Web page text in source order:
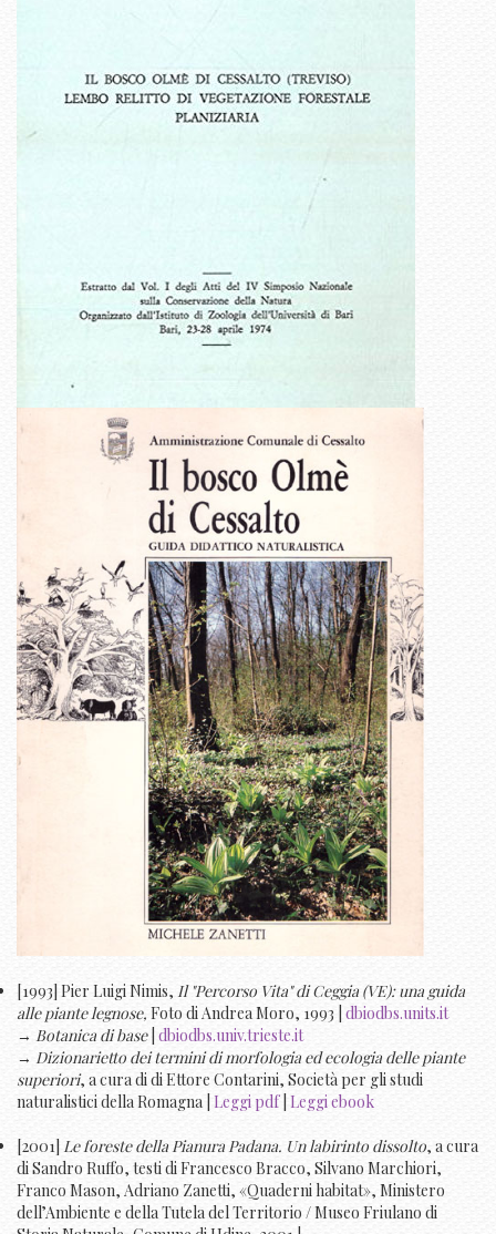
[1993] Pier Luigi Nimis, Il "Percorso Vita" di Ceggia (VE): una guida
alle piante legnose, Foto di Andrea Moro, 1993 | dbiodbs.units.it
→ Botanica di base| dbiodbs.univ.trieste.it
→ Dizionarietto dei termini di morfologia ed ecologia delle piante
superiori, a cura di di Ettore Contarini, Società per gli studi
naturalistici della Romagna | Leggi pdf| Leggi ebook
[2001] Le foreste della Pianura Padana. Un labirinto dissolto, a cura
di Sandro Ruffo, testi di Francesco Bracco, Silvano Marchiori,
Franco Mason, Adriano Zanetti, «Quaderni habitat», Ministero
dell’Ambiente e della Tutela del Territorio / Museo Friulano di